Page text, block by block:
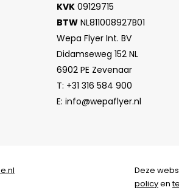
KVK09129715
BTWNL811008927B01
Wepa Flyer Int. BV
Didamseweg 152 NL
6902 PE Zevenaar
T: +31 316 584 900
E: info@wepaflyer.nl
Deze
policyen